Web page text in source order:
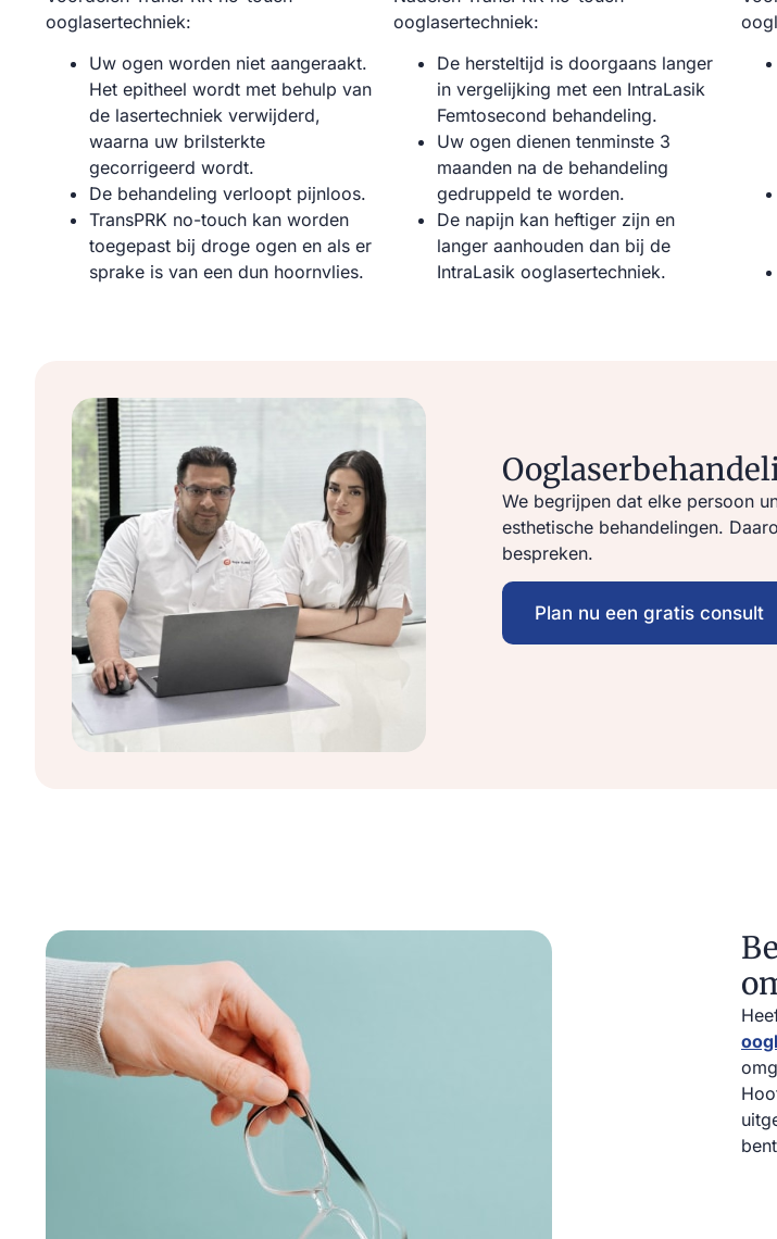
ooglasertechniek:
Uw ogen worden niet aangeraakt.
Het epitheel wordt met behulp van
de lasertechniek verwijderd,
waarna uw brilsterkte
gecorrigeerd wordt.
De behandeling verloopt pijnloos.
TransPRK no-touch kan worden
toegepast bij droge ogen en als er
sprake is van een dun hoornvlies.
ooglasertechniek:
De hersteltijd is doorgaans langer
in vergelijking met een IntraLasik
Femtosecond behandeling.
Uw ogen dienen tenminste 3
maanden na de behandeling
gedruppeld te worden.
De napijn kan heftiger zijn en
langer aanhouden dan bij de
IntraLasik ooglasertechniek.
We begrijpen dat elke persoon
esthetische behandelingen.
bespreken.
Plan nu een gratis consult